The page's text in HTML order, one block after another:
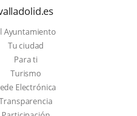
Ayuntamiento
Tu ciudad
Para ti
TurismoThis
link
will
Electrónica